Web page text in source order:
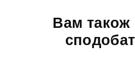
Вам